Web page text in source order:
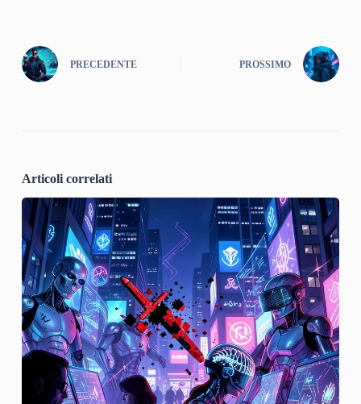
PRECEDENTE PROSSIMO
Articoli correlati